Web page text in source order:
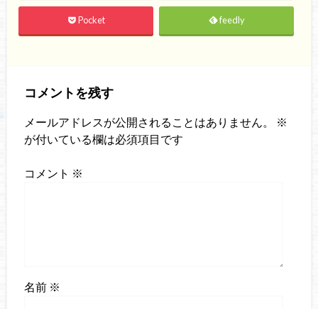
Pocket feedly
コメントを残す
メールアドレスが公開されることはありません。
※
が付いている欄は必須項目です
コメント ※
名前 ※